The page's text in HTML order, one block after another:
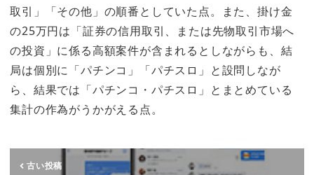
取引」「その他」の順番としていた点。また、掛け金
の25万円は「証券の信用取引、または先物取引市場へ
の投資」に係る高額案件が含まれるとしながらも、結
局は個別に「パチンコ」「パチスロ」と設問しなが
ら、結果では「パチンコ・パチスロ」とまとめている
集計の作為がうかがえる点。
古い投稿